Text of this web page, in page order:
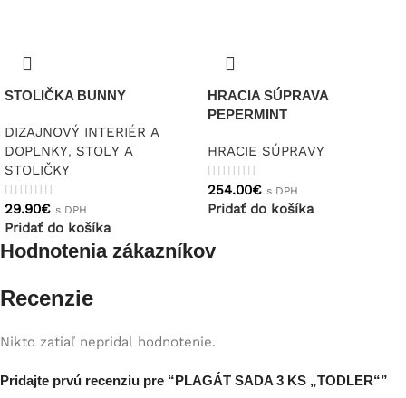
STOLIČKA BUNNY
DIZAJNOVÝ INTERIÉR A
DOPLNKY, STOLY A
STOLIČKY
29.90€ s DPH
Pridať do košíka
HRACIA SÚPRAVA
PEPERMINT
HRACIE SÚPRAVY
254.00€ s DPH
Pridať do košíka
Hodnotenia zákazníkov
Recenzie
Nikto zatiaľ nepridal hodnotenie.
Pridajte prvú recenziu pre “PLAGÁT SADA 3 KS „TODLER“”